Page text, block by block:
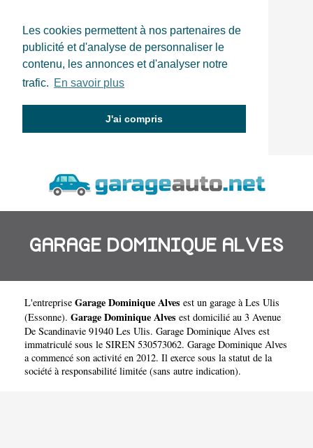
Les cookies permettent à nos partenaires de
publicité et d'analyse de personnaliser le
contenu, les annonces et d'analyser notre
trafic. En savoir plus
J'ai compris
GARAGE DOMINIQUE ALVES
L'entreprise Garage Dominique Alves est un garage à Les Ulis
(Essonne). Garage Dominique Alves est domicilié au 3 Avenue
De Scandinavie 91940 Les Ulis. Garage Dominique Alves est
immatriculé sous le SIREN 530573062. Garage Dominique Alves
a commencé son activité en 2012. Il exerce sous la statut de la
société à responsabilité limitée (sans autre indication).